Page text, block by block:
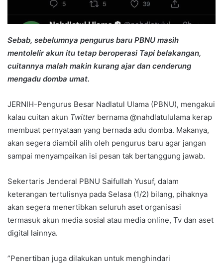
Sebab, sebelumnya pengurus baru PBNU masih
mentolelir akun itu tetap beroperasi Tapi belakangan,
cuitannya malah makin kurang ajar dan cenderung
mengadu domba umat.
JERNIH-Pengurus Besar Nadlatul Ulama (PBNU), mengakui
kalau cuitan akun Twitter bernama @nahdlatululama kerap
membuat pernyataan yang bernada adu domba. Makanya,
akan segera diambil alih oleh pengurus baru agar jangan
sampai menyampaikan isi pesan tak bertanggung jawab.
Sekertaris Jenderal PBNU Saifullah Yusuf, dalam
keterangan tertulisnya pada Selasa (1/2) bilang, pihaknya
akan segera menertibkan seluruh aset organisasi
termasuk akun media sosial atau media online, Tv dan aset
digital lainnya.
”Penertiban juga dilakukan untuk menghindari